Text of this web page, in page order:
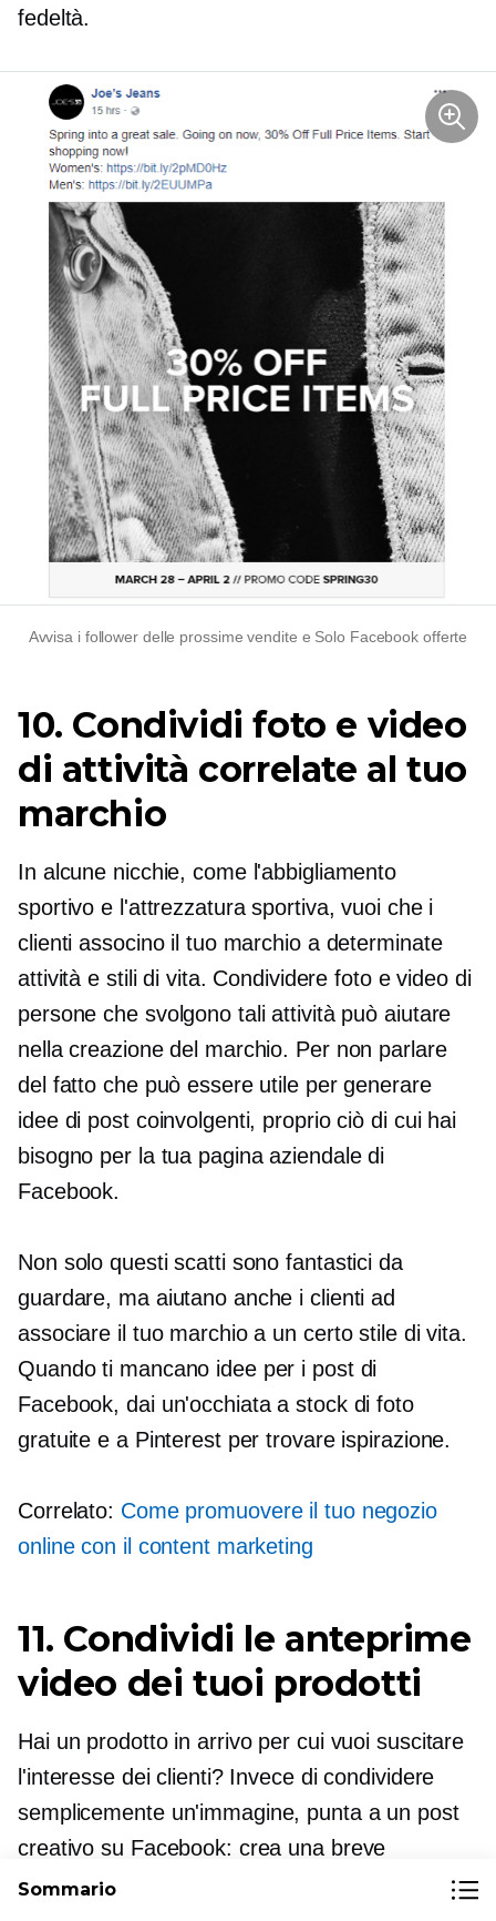
fedeltà.
Avvisa i follower delle prossime vendite e Solo Facebook offerte
10. Condividi foto e video
di attività correlate al tuo
marchio
In alcune nicchie, come l'abbigliamento
sportivo e l'attrezzatura sportiva, vuoi che i
clienti associno il tuo marchio a determinate
attività e stili di vita. Condividere foto e video di
persone che svolgono tali attività può aiutare
nella creazione del marchio. Per non parlare
del fatto che può essere utile per generare
idee di post coinvolgenti, proprio ciò di cui hai
bisogno per la tua pagina aziendale di
Facebook.
Non solo questi scatti sono fantastici da
guardare, ma aiutano anche i clienti ad
associare il tuo marchio a un certo stile di vita.
Quando ti mancano idee per i post di
Facebook, dai un'occhiata a stock di foto
gratuite e a Pinterest per trovare ispirazione.
Correlato: Come promuovere il tuo negozio
online con il content marketing
11. Condividi le anteprime
video dei tuoi prodotti
Hai un prodotto in arrivo per cui vuoi suscitare
l'interesse dei clienti? Invece di condividere
semplicemente un'immagine, punta a un post
creativo su Facebook: crea una breve
anteprima video che racconti ai clienti del
Sommario